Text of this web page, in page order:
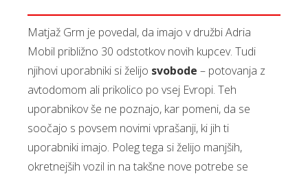
Matjaž Grm je povedal, da imajo v družbi Adria
Mobil približno 30 odstotkov novih kupcev. Tudi
njihovi uporabniki si želijo svobode – potovanja z
avtodomom ali prikolico po vsej Evropi. Teh
uporabnikov še ne poznajo, kar pomeni, da se
soočajo s povsem novimi vprašanji, ki jih ti
uporabniki imajo. Poleg tega si želijo manjših,
okretnejših vozil in na takšne nove potrebe se